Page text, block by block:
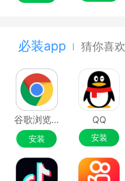
必装app 猜你喜欢
谷歌浏览器Google Chrome
安装
QQ
安装